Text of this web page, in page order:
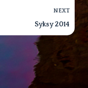
NEXT
Syksy 2014